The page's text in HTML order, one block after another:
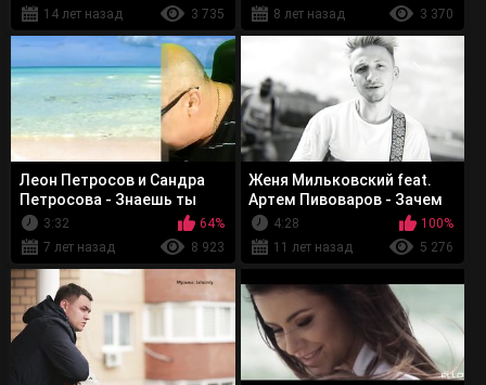
14 лет назад
3 735
8 лет назад
3 370
Леон Петросов и Сандра
Петросова - Знаешь ты
3:32
64%
7 лет назад
8 923
Женя Мильковский feat.
Артем Пивоваров - Зачем
4:28
100%
11 лет назад
5 276